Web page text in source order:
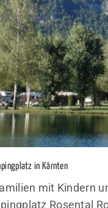
in Kärnten
mit Kindern
Rosental